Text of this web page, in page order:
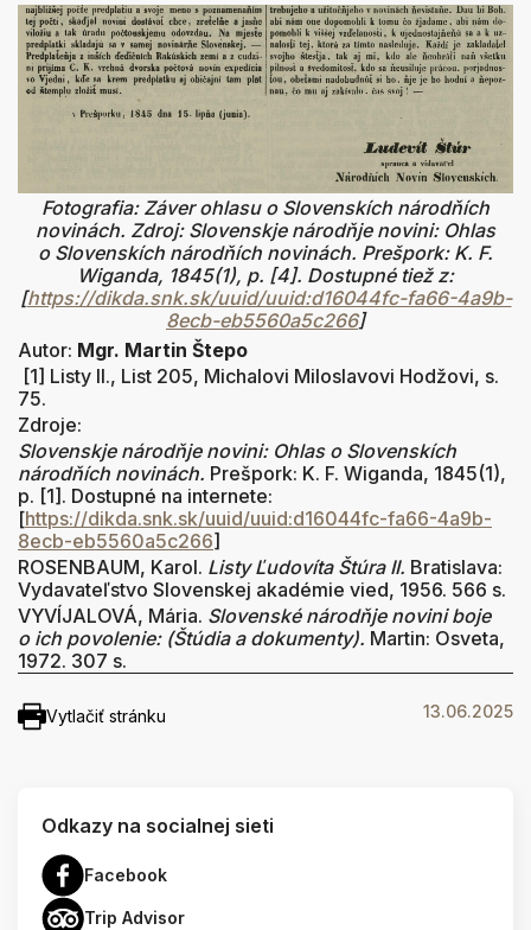
Fotografia: Záver ohlasu o Slovenskích národňích
novinách. Zdroj: Slovenskje národňje novini: Ohlas
o Slovenskích národňích novinách. Prešpork: K. F.
Wiganda, 1845(1), p. [4]. Dostupné tiež z:
[https://dikda.snk.sk/uuid/uuid:d16044fc-fa66-4a9b-
8ecb-eb5560a5c266]
Autor: Mgr. Martin Štepo
[1] Listy II., List 205, Michalovi Miloslavovi Hodžovi, s.
75.
Zdroje:
Slovenskje národňje novini: Ohlas o Slovenskích
národňích novinách. Prešpork: K. F. Wiganda, 1845(1),
p. [1]. Dostupné na internete:
[https://dikda.snk.sk/uuid/uuid:d16044fc-fa66-4a9b-
8ecb-eb5560a5c266]
ROSENBAUM, Karol. Listy Ľudovíta Štúra II. Bratislava:
Vydavateľstvo Slovenskej akadémie vied, 1956. 566 s.
VYVÍJALOVÁ, Mária. Slovenské národňje novini boje
o ich povolenie: (Štúdia a dokumenty). Martin: Osveta,
1972. 307 s.
Vytlačiť stránku 13.06.2025
Odkazy na socialnej sieti
Facebook
Trip Advisor